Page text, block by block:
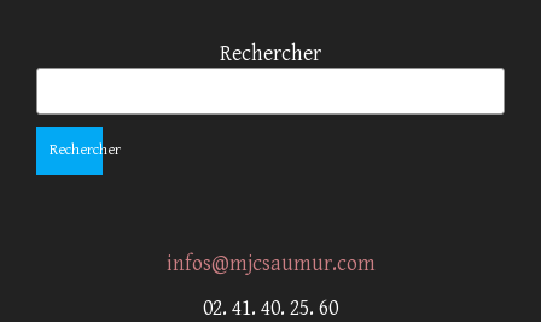
Rechercher
Rechercher
infos@mjcsaumur.com
02. 41. 40. 25. 60